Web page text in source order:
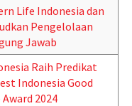
Life Indonesia dan
Pengelolaan
Jawab
Raih Predikat
Indonesia Good
2024